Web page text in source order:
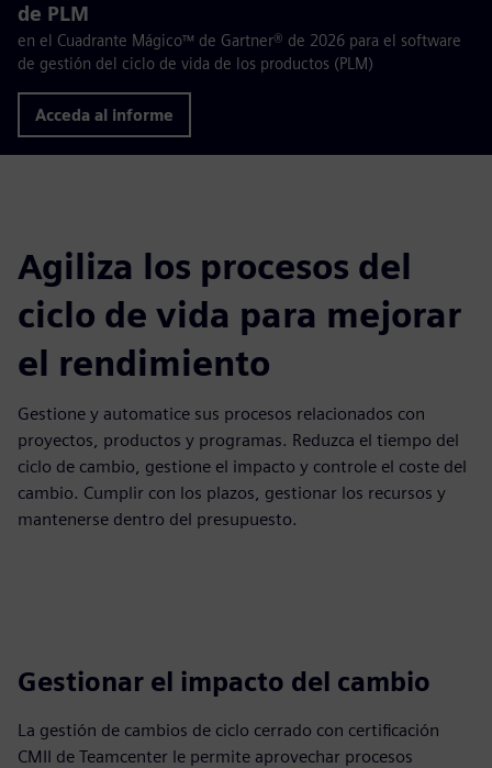
de PLM
en el Cuadrante Mágico™ de Gartner® de 2026 para el software
de gestión del ciclo de vida de los productos (PLM)
Acceda al informe
Agiliza los procesos del
ciclo de vida para mejorar
el rendimiento
Gestione y automatice sus procesos relacionados con
proyectos, productos y programas. Reduzca el tiempo del
ciclo de cambio, gestione el impacto y controle el coste del
cambio. Cumplir con los plazos, gestionar los recursos y
mantenerse dentro del presupuesto.
Gestionar el impacto del cambio
La gestión de cambios de ciclo cerrado con certificación
CMII de Teamcenter le permite aprovechar procesos